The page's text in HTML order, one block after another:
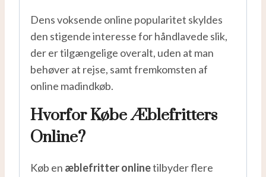
Dens voksende online popularitet skyldes
den stigende interesse for håndlavede slik,
der er tilgængelige overalt, uden at man
behøver at rejse, samt fremkomsten af
online madindkøb.
Hvorfor Købe Æblefritters
Online?
Køb en æblefritter onlinetilbyder flere